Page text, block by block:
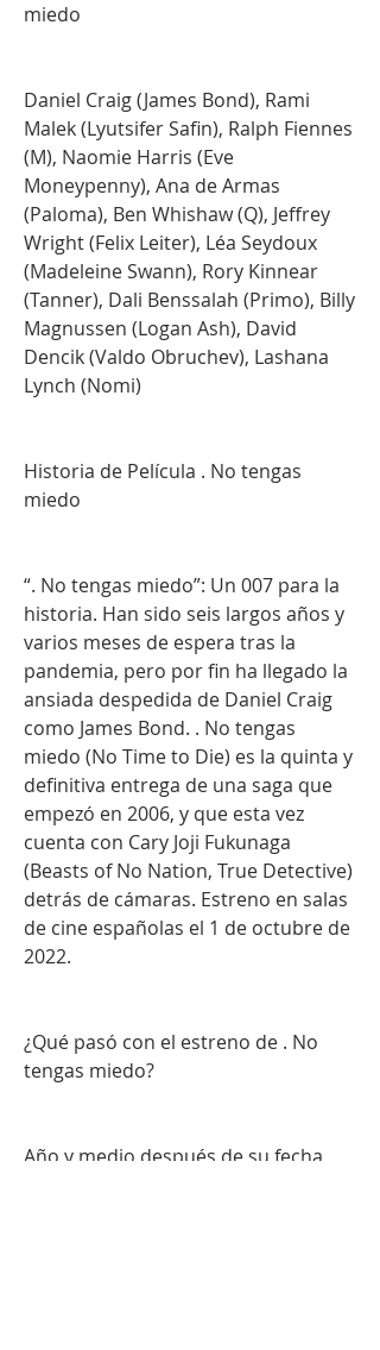
miedo
Daniel Craig (James Bond), Rami
Malek (Lyutsifer Safin), Ralph Fiennes
(M), Naomie Harris (Eve
Moneypenny), Ana de Armas
(Paloma), Ben Whishaw (Q), Jeffrey
Wright (Felix Leiter), Léa Seydoux
(Madeleine Swann), Rory Kinnear
(Tanner), Dali Benssalah (Primo), Billy
Magnussen (Logan Ash), David
Dencik (Valdo Obruchev), Lashana
Lynch (Nomi)
Historia de Película . No tengas
miedo
“. No tengas miedo”: Un 007 para la
historia. Han sido seis largos años y
varios meses de espera tras la
pandemia, pero por fin ha llegado la
ansiada despedida de Daniel Craig
como James Bond. . No tengas
miedo (No Time to Die) es la quinta y
definitiva entrega de una saga que
empezó en 2006, y que esta vez
cuenta con Cary Joji Fukunaga
(Beasts of No Nation, True Detective)
detrás de cámaras. Estreno en salas
de cine españolas el 1 de octubre de
2022.
¿Qué pasó con el estreno de . No
tengas miedo?
Año y medio después de su fecha